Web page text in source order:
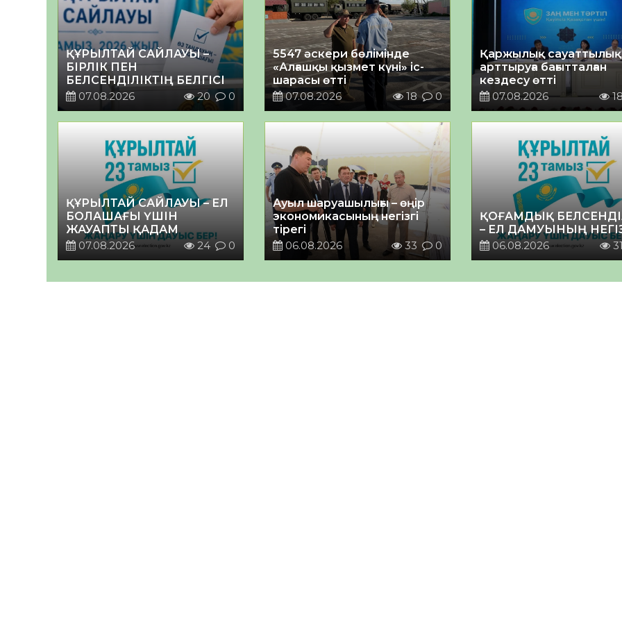
ҚҰРЫЛТАЙ САЙЛАУЫ –
БІРЛІК ПЕН
БЕЛСЕНДІЛІКТІҢ БЕЛГІСІ
07.08.2026
20 0
5547 әскери бөлімінде
«Алғашқы қызмет күні» іс-
шарасы өтті
07.08.2026
18 0
Қаржылық
арттыруға бағытталған
кездесу өтті
07.08.2026
ҚҰРЫЛТАЙ САЙЛАУЫ – ЕЛ
БОЛАШАҒЫ ҮШІН
ЖАУАПТЫ ҚАДАМ
07.08.2026
24 0
Ауыл шаруашылығы – өңір
экономикасының негізгі
тірегі
06.08.2026
33 0
ҚОҒАМДЫҚ
– ЕЛ ДАМУЫНЫҢ
06.08.2026
31